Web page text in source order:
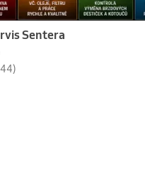
Sentera